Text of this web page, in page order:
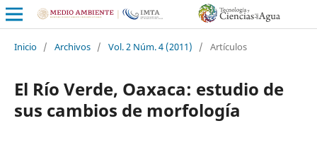
Inicio / Archivos / Vol. 2 Núm. 4 (2011) / Artículos
El Río Verde, Oaxaca: estudio de
sus cambios de morfología